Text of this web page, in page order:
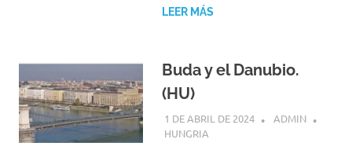
LEER MÁS
Buda y el Danubio.
(HU)
1 DE ABRIL DE 2024
ADMIN
HUNGRIA